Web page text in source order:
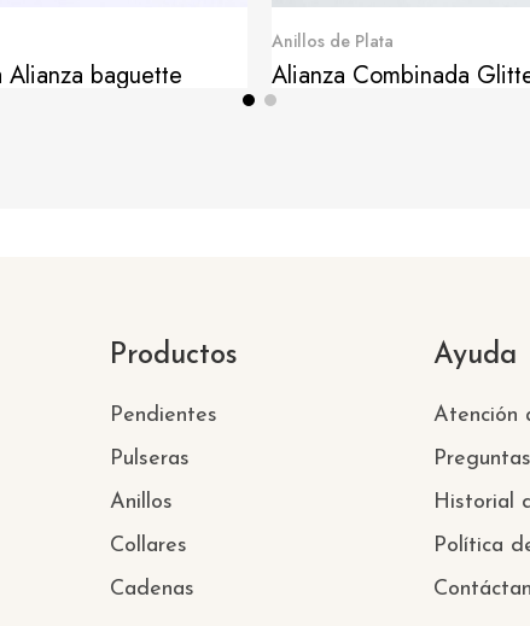
baguette
Anillos de Plata
Productos
Pendientes
Pulseras
Anillos
Collares
Cadenas
Ayuda
Atención
Historial
Política